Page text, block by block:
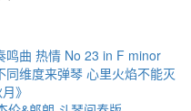
鸣曲 热情 No 23 in F minor
维度来弹琴 心里火焰不能灭
》